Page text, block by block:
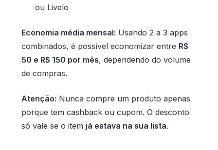
ou Livelo
Economia média mensal: Usando 2 a 3 apps
combinados, é possível economizar entre R$
50 e R$ 150 por mês, dependendo do volume
de compras.
Atenção: Nunca compre um produto apenas
porque tem cashback ou cupom. O desconto
só vale se o item já estava na sua lista.